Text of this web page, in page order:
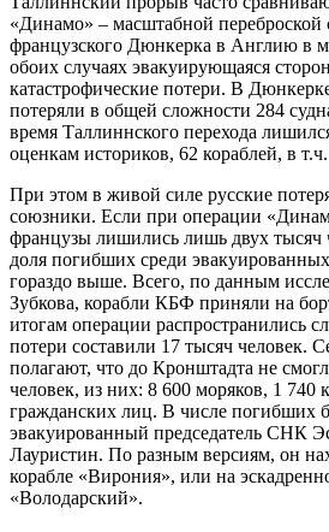
«Динамо» – масштабной переброской
французского Дюнкерка в Англию в
обоих случаях эвакуирующаяся
катастрофические потери. В
потеряли в общей сложности 284
время Таллиннского перехода
оценкам историков, 62 кораблей, в
При этом в живой силе русские
союзники. Если при операции
французы лишились лишь двух тысяч
доля погибших среди
гораздо выше. Всего, по данным
Зубкова, корабли КБФ приняли на
итогам операции распространились
потери составили 17 тысяч человек.
полагают, что до Кронштадта не
человек, из них: 8 600 моряков, 1 740
гражданских лиц. В числе погибших
эвакуированный председатель СНК
Лауристин. По разным версиям, он
корабле «Вирония», или на
«Володарский».